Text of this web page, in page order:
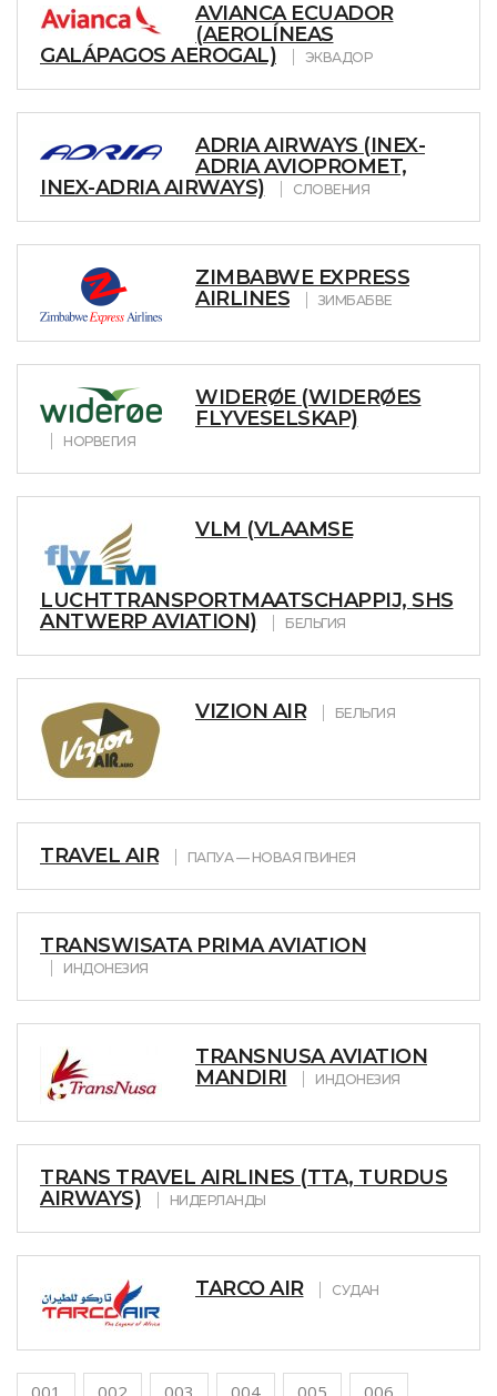
AVIANCA ECUADOR
(AEROLÍNEAS
GALÁPAGOS AEROGAL)
ЭКВАДОР
ADRIA AIRWAYS (INEX-
ADRIA AVIOPROMET,
INEX-ADRIA AIRWAYS)
СЛОВЕНИЯ
ZIMBABWE EXPRESS
AIRLINES
ЗИМБАБВЕ
WIDERØE (WIDERØES
FLYVESELSKAP)
НОРВЕГИЯ
VLM (VLAAMSE
LUCHTTRANSPORTMAATSCHAPPIJ, SHS
ANTWERP AVIATION)
БЕЛЬГИЯ
VIZION AIR БЕЛЬГИЯ
TRAVEL AIR ПАПУА — НОВАЯ ГВИНЕЯ
TRANSWISATA PRIMA AVIATION
ИНДОНЕЗИЯ
TRANSNUSA AVIATION
MANDIRI
ИНДОНЕЗИЯ
TRANS TRAVEL AIRLINES (TTA, TURDUS
AIRWAYS)
НИДЕРЛАНДЫ
TARCO AIR СУДАН